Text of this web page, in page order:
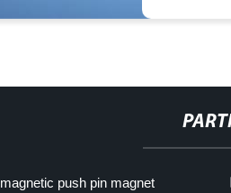
magnetic push pin magnet